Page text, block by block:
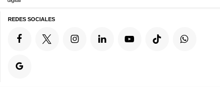
REDES SOCIALES